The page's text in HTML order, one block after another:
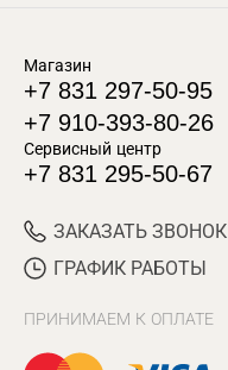
Магазин
+7 831 297-50-95
+7 910-393-80-26
Сервисный центр
+7 831 295-50-67
ЗАКАЗАТЬ ЗВОНОК
ГРАФИК РАБОТЫ
ПРИНИМАЕМ К ОПЛАТЕ